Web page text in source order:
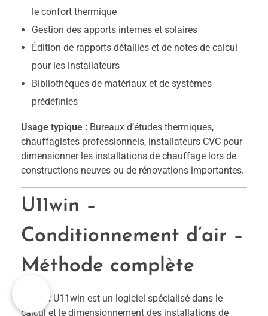
le confort thermique
Gestion des apports internes et solaires
Édition de rapports détaillés et de notes de calcul
pour les installateurs
Bibliothèques de matériaux et de systèmes
prédéfinies
Usage typique : Bureaux d’études thermiques,
chauffagistes professionnels, installateurs CVC pour
dimensionner les installations de chauffage lors de
constructions neuves ou de rénovations importantes.
U11win –
Conditionnement d’air –
Méthode complète
Utilité : U11win est un logiciel spécialisé dans le
calcul et le dimensionnement des installations de